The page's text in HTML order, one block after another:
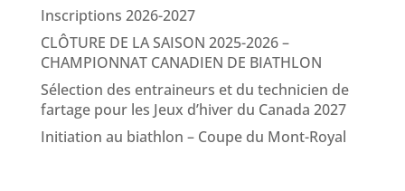
Inscriptions 2026-2027
CLÔTURE DE LA SAISON 2025-2026 –
CHAMPIONNAT CANADIEN DE BIATHLON
Sélection des entraineurs et du technicien de
fartage pour les Jeux d’hiver du Canada 2027
Initiation au biathlon – Coupe du Mont-Royal